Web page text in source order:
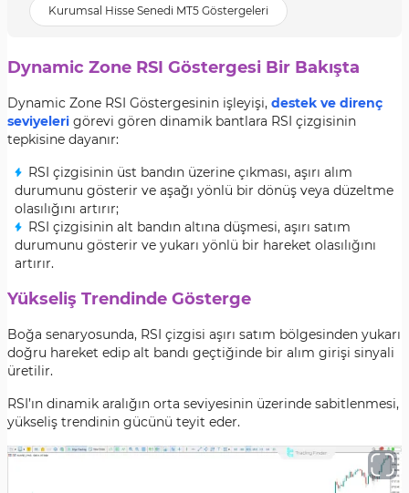
Kurumsal Hisse Senedi MT5 Göstergeleri
Dynamic Zone RSI Göstergesi Bir Bakışta
Dynamic Zone RSI Göstergesinin işleyişi, destek ve direnç
seviyeleri görevi gören dinamik bantlara RSI çizgisinin
tepkisine dayanır:
RSI çizgisinin üst bandın üzerine çıkması, aşırı alım
durumunu gösterir ve aşağı yönlü bir dönüş veya düzeltme
olasılığını artırır;
RSI çizgisinin alt bandın altına düşmesi, aşırı satım
durumunu gösterir ve yukarı yönlü bir hareket olasılığını
artırır.
Yükseliş Trendinde Gösterge
Boğa senaryosunda, RSI çizgisi aşırı satım bölgesinden yukarı
doğru hareket edip alt bandı geçtiğinde bir alım girişi sinyali
üretilir.
RSI’ın dinamik aralığın orta seviyesinin üzerinde sabitlenmesi,
yükseliş trendinin gücünü teyit eder.